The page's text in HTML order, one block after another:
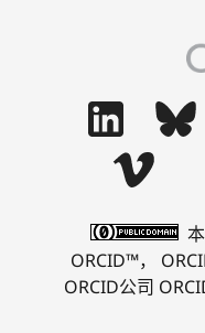
ORCID™，
ORCID公司